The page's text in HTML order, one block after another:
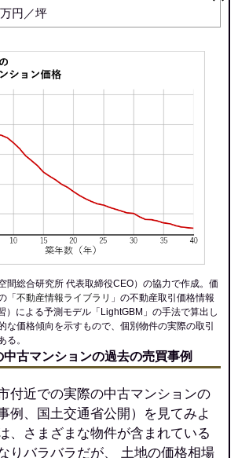
マンションナビで
円／坪
間総合研究所 代表取締役CEO）の協力で作成。価
「 不動産情報ライブラリ 」の不動産取引価格情報
）による予測モデル「LightGBM」の手法で算出し
な価格傾向を示すもので、個別物件の実際の取引
る。
古マンションの過去の売買事例
付近での実際の中古マンションの
例、国土交通省公開）を見てみよ
、さまざまな物件が含まれている
りバラバラだが、 土地の価格相場
三光町新中野町
牧駅